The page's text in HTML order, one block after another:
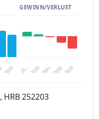
2023
GEWINN/VERLUST
20… 2021 2023
2020 2022
kostenloser
HRB 252203